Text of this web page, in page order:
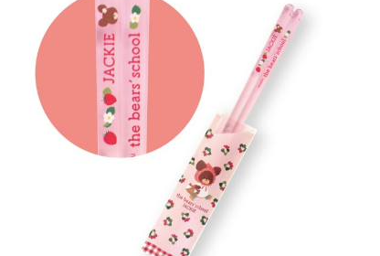
フォメーション
ル・コンサート
コンテンツ(クイズ・AR・診断・占